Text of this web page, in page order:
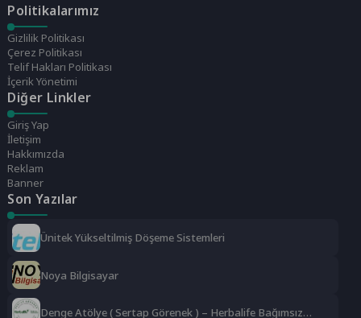
Politikalarımız
Gizlilik Politikası
Çerez Politikası
Telif Hakları Politikası
İçerik Yönetimi
Diğer Linkler
Giriş Yap
İletişim
Hakkımızda
Reklam
Banner
Son Yazılar
Ünitek Yükseltilmiş Döşeme Sistemleri
Noya Bilgisayar
Denge Atölye ( Sertap Görenek ) – Herbalife Bağımsız